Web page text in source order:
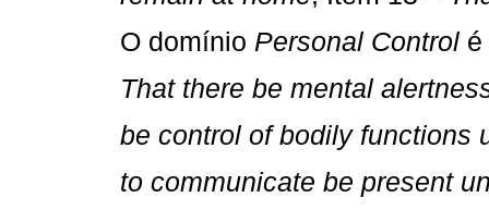
O domínio  Personal Control 
That there be mental
be control of bodily functions
to communicate be present